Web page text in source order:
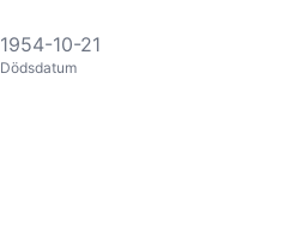
1954-10-21
Dödsdatum